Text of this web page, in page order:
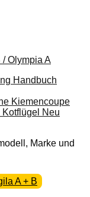
/ Olympia A
Marke und
A + B